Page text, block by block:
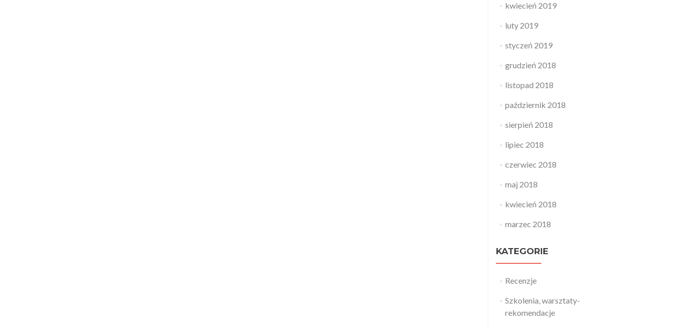
kwiecień 2019
luty 2019
styczeń 2019
grudzień 2018
listopad 2018
październik 2018
sierpień 2018
lipiec 2018
czerwiec 2018
maj 2018
kwiecień 2018
marzec 2018
KATEGORIE
Recenzje
Szkolenia, warsztaty-
rekomendacje